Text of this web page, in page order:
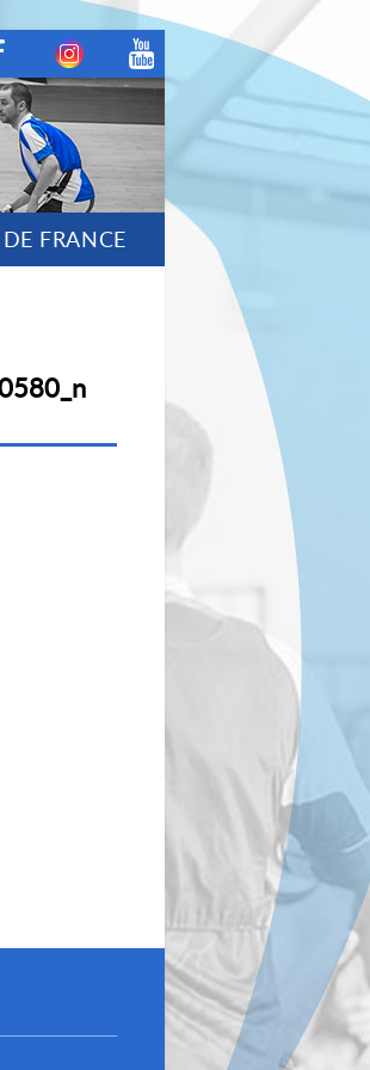
FRANCE
InstagramYoutube